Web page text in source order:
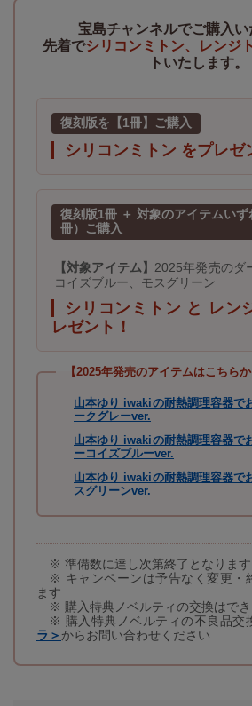
宝島チャンネルでご購入い
先着でシリコンミトン、レンジ
トいたします。
復刻版を【1冊】ご購入
シリコンミトン をプレゼ
復刻版1冊 ＋ 対象のアイテムいず
冊）ご購入
【対象アイテム】 2025年発売のダ
コイズブルー、モスグリーン
シリコンミトン と レン
レゼント！
【2025年発売のアイテムはこちらか
山本ゆり iwakiの耐熱調理容器で
ークグレーver.
山本ゆり iwakiの耐熱調理容器で
ーコイズブルーver.
山本ゆり iwakiの耐熱調理容器で
スグリーンver.
※ 準備数に達し次第終了となります
※ キャンペーンは予告なく変更・
ます
※ 購入特典ノベルティの交換はで
※ 購入特典ノベルティの不良品交
ラ＞ からお問い合わせください